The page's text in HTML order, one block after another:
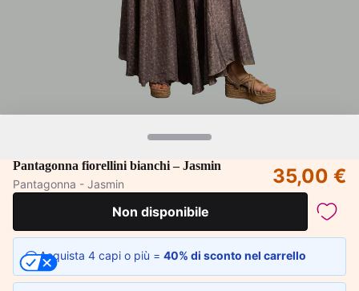
Pantagonna fiorellini bianchi – Jasmin
Pantagonna - Jasmin
35,00 €
Non disponibile
Acquista 4 capi o più = 40% di sconto nel carrello